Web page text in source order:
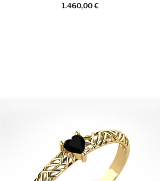
1.460,00 €